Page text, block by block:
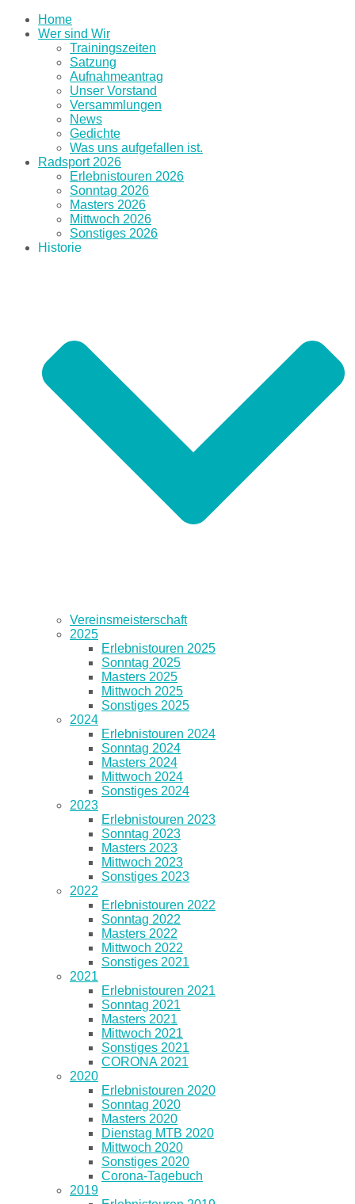
Home
Wer sind Wir
Trainingszeiten
Satzung
Aufnahmeantrag
Unser Vorstand
Versammlungen
News
Gedichte
Was uns aufgefallen ist.
Radsport 2026
Erlebnistouren 2026
Sonntag 2026
Masters 2026
Mittwoch 2026
Sonstiges 2026
Historie
Vereinsmeisterschaft
2025
Erlebnistouren 2025
Sonntag 2025
Masters 2025
Mittwoch 2025
Sonstiges 2025
2024
Erlebnistouren 2024
Sonntag 2024
Masters 2024
Mittwoch 2024
Sonstiges 2024
2023
Erlebnistouren 2023
Sonntag 2023
Masters 2023
Mittwoch 2023
Sonstiges 2023
2022
Erlebnistouren 2022
Sonntag 2022
Masters 2022
Mittwoch 2022
Sonstiges 2021
2021
Erlebnistouren 2021
Sonntag 2021
Masters 2021
Mittwoch 2021
Sonstiges 2021
CORONA 2021
2020
Erlebnistouren 2020
Sonntag 2020
Masters 2020
Dienstag MTB 2020
Mittwoch 2020
Sonstiges 2020
Corona-Tagebuch
2019